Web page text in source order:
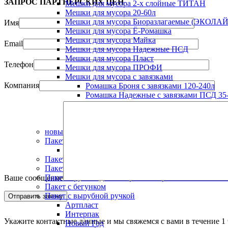
ЗАПРОС ПАРТНЁРСКИХ ЦЕН
Имя
Email
Телефон
Компания
Ваше сообщение
Укажите контактные данные и мы свяжемся с вами в течение 1
Мешки для мусора 2-х слойные ТИТАН
Мешки для мусора 20-60л
Мешки для мусора Биоразлагаемые
Мешки для мусора Ё-Ромашка
Мешки для мусора Майка
Мешки для мусора Надежные ПСД
Мешки для мусора Пласт
Мешки для мусора ПРОФИ
Мешки для мусора с завязками
Ромашка Броня с завязками 120-240л
Ромашка Надежные с завязками ПСД
Ромашка Практичные с завязками ПВД
Ромашка Премиум с завязками ПВД 30-
Ромашка Стандарт с завязками ПВД 35-
новый год
Пакет "майка"
Пакет Zip Lock
Пакет без клапана
Пакет в рулоне для заморозки и хранения
Пакет с бегунком
Пакет с вырубной ручкой
Артпласт
Интерпак
Новый Год